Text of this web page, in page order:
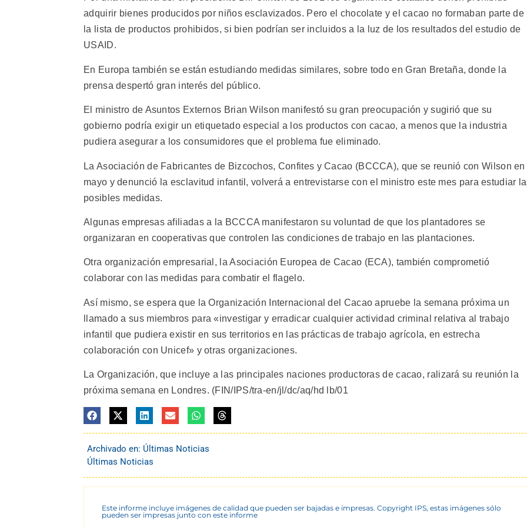
adquirir bienes producidos por niños esclavizados. Pero el chocolate y el cacao no formaban parte de
la lista de productos prohibidos, si bien podrían ser incluidos a la luz de los resultados del estudio de
USAID.
En Europa también se están estudiando medidas similares, sobre todo en Gran Bretaña, donde la
prensa despertó gran interés del público.
El ministro de Asuntos Externos Brian Wilson manifestó su gran preocupación y sugirió que su
gobierno podría exigir un etiquetado especial a los productos con cacao, a menos que la industria
pudiera asegurar a los consumidores que el problema fue eliminado.
La Asociación de Fabricantes de Bizcochos, Confites y Cacao (BCCCA), que se reunió con Wilson en
mayo y denunció la esclavitud infantil, volverá a entrevistarse con el ministro este mes para estudiar
posibles medidas.
Algunas empresas afiliadas a la BCCCA manifestaron su voluntad de que los plantadores se
organizaran en cooperativas que controlen las condiciones de trabajo en las plantaciones.
Otra organización empresarial, la Asociación Europea de Cacao (ECA), también comprometió
colaborar con las medidas para combatir el flagelo.
Así mismo, se espera que la Organización Internacional del Cacao apruebe la semana próxima un
llamado a sus miembros para «investigar y erradicar cualquier actividad criminal relativa al trabajo
infantil que pudiera existir en sus territorios en las prácticas de trabajo agrícola, en estrecha
colaboración con Unicef» y otras organizaciones.
La Organización, que incluye a las principales naciones productoras de cacao, ralizará su reunión la
próxima semana en Londres. (FIN/IPS/tra-en/jl/dc/aq/hd lb/01
Archivado en: Últimas Noticias
Últimas Noticias
Este informe incluye imágenes de calidad que pueden ser bajadas e impresas. Copyright IPS, estas imágenes sólo
pueden ser impresas junto con este informe